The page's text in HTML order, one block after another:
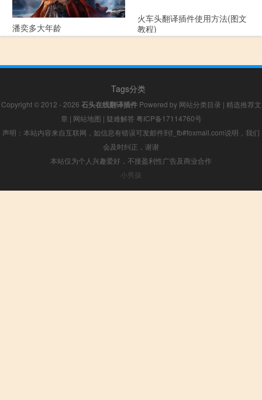
潘奕多大年龄
火车头翻译插件使用方法(图文
教程)
Tags分类
Copyright © 2012 - 2026 石头在线翻译插件Powered by 网站分类目录 | 精选推荐文
章 | 网站地图 | 疑难解答 粤ICP备17114760号
声明：本站内容来自互联网，如信息有错误可发邮件到f_fb#foxmail.com说明，我们
会及时纠正，谢谢
本站仅为个人兴趣爱好，不接盈利性广告及商业合作
小男孩